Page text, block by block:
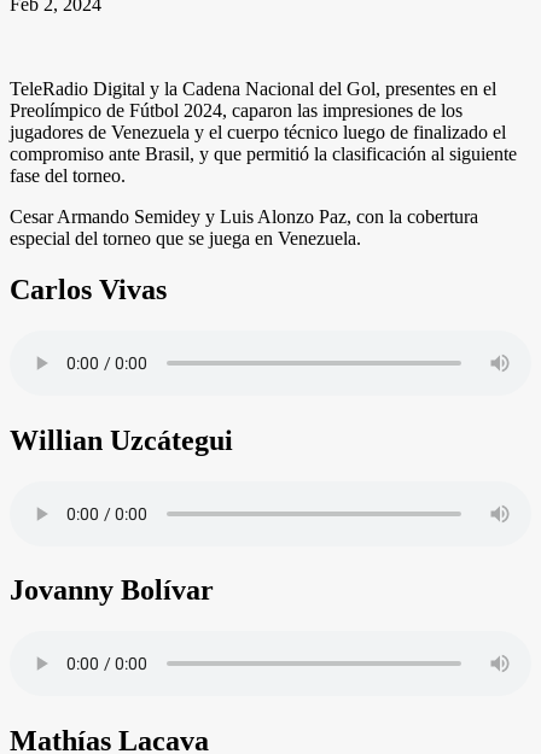
TeleRadio Digital y la Cadena Nacional del Gol, presentes en el
Preolímpico de Fútbol 2024, caparon las impresiones de los
jugadores de Venezuela y el cuerpo técnico luego de finalizado el
compromiso ante Brasil, y que permitió la clasificación al siguiente
fase del torneo.
Cesar Armando Semidey y Luis Alonzo Paz, con la cobertura
especial del torneo que se juega en Venezuela.
Carlos Vivas
Willian Uzcátegui
Jovanny Bolívar
Mathías Lacava